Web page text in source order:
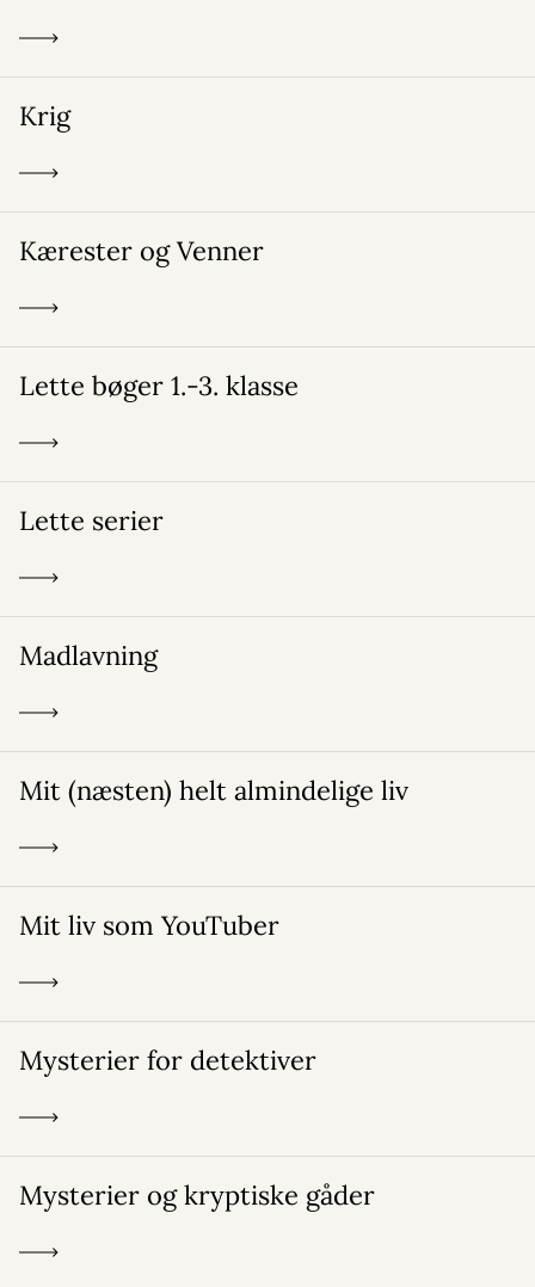
Krig
Kærester og Venner
Lette bøger 1.-3. klasse
Lette serier
Madlavning
Mit (næsten) helt almindelige liv
Mit liv som YouTuber
Mysterier for detektiver
Mysterier og kryptiske gåder